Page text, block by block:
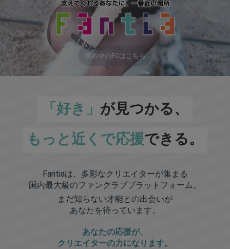
表示中のFCはこちら
「好き」 が見つかる、
もっと近くで応援できる。
Fantiaは、多彩なクリエイターが集まる
国内最大級のファンクラブプラットフォーム。
まだ知らない才能との出会いが
あなたを待っています。
あなたの応援が、
クリエイターの力になります。